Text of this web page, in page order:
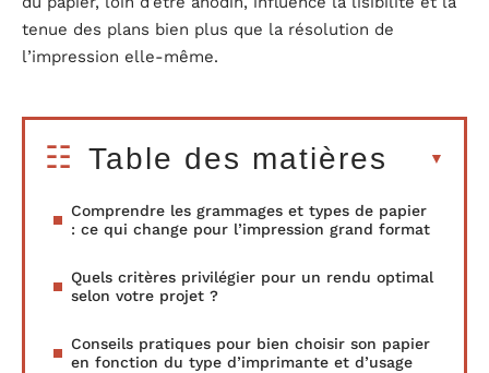
tenue des plans bien plus que la résolution de
l’impression elle-même.
Table des matières
Comprendre les grammages et types de papier
: ce qui change pour l’impression grand format
Quels critères privilégier pour un rendu optimal
selon votre projet ?
Conseils pratiques pour bien choisir son papier
en fonction du type d’imprimante et d’usage